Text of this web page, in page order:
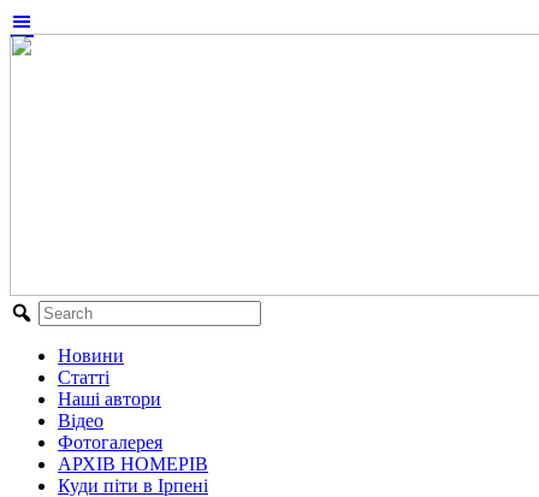
Новини
Статті
Наші автори
Відео
Фотогалерея
АРХІВ НОМЕРІВ
Куди піти в Ірпені